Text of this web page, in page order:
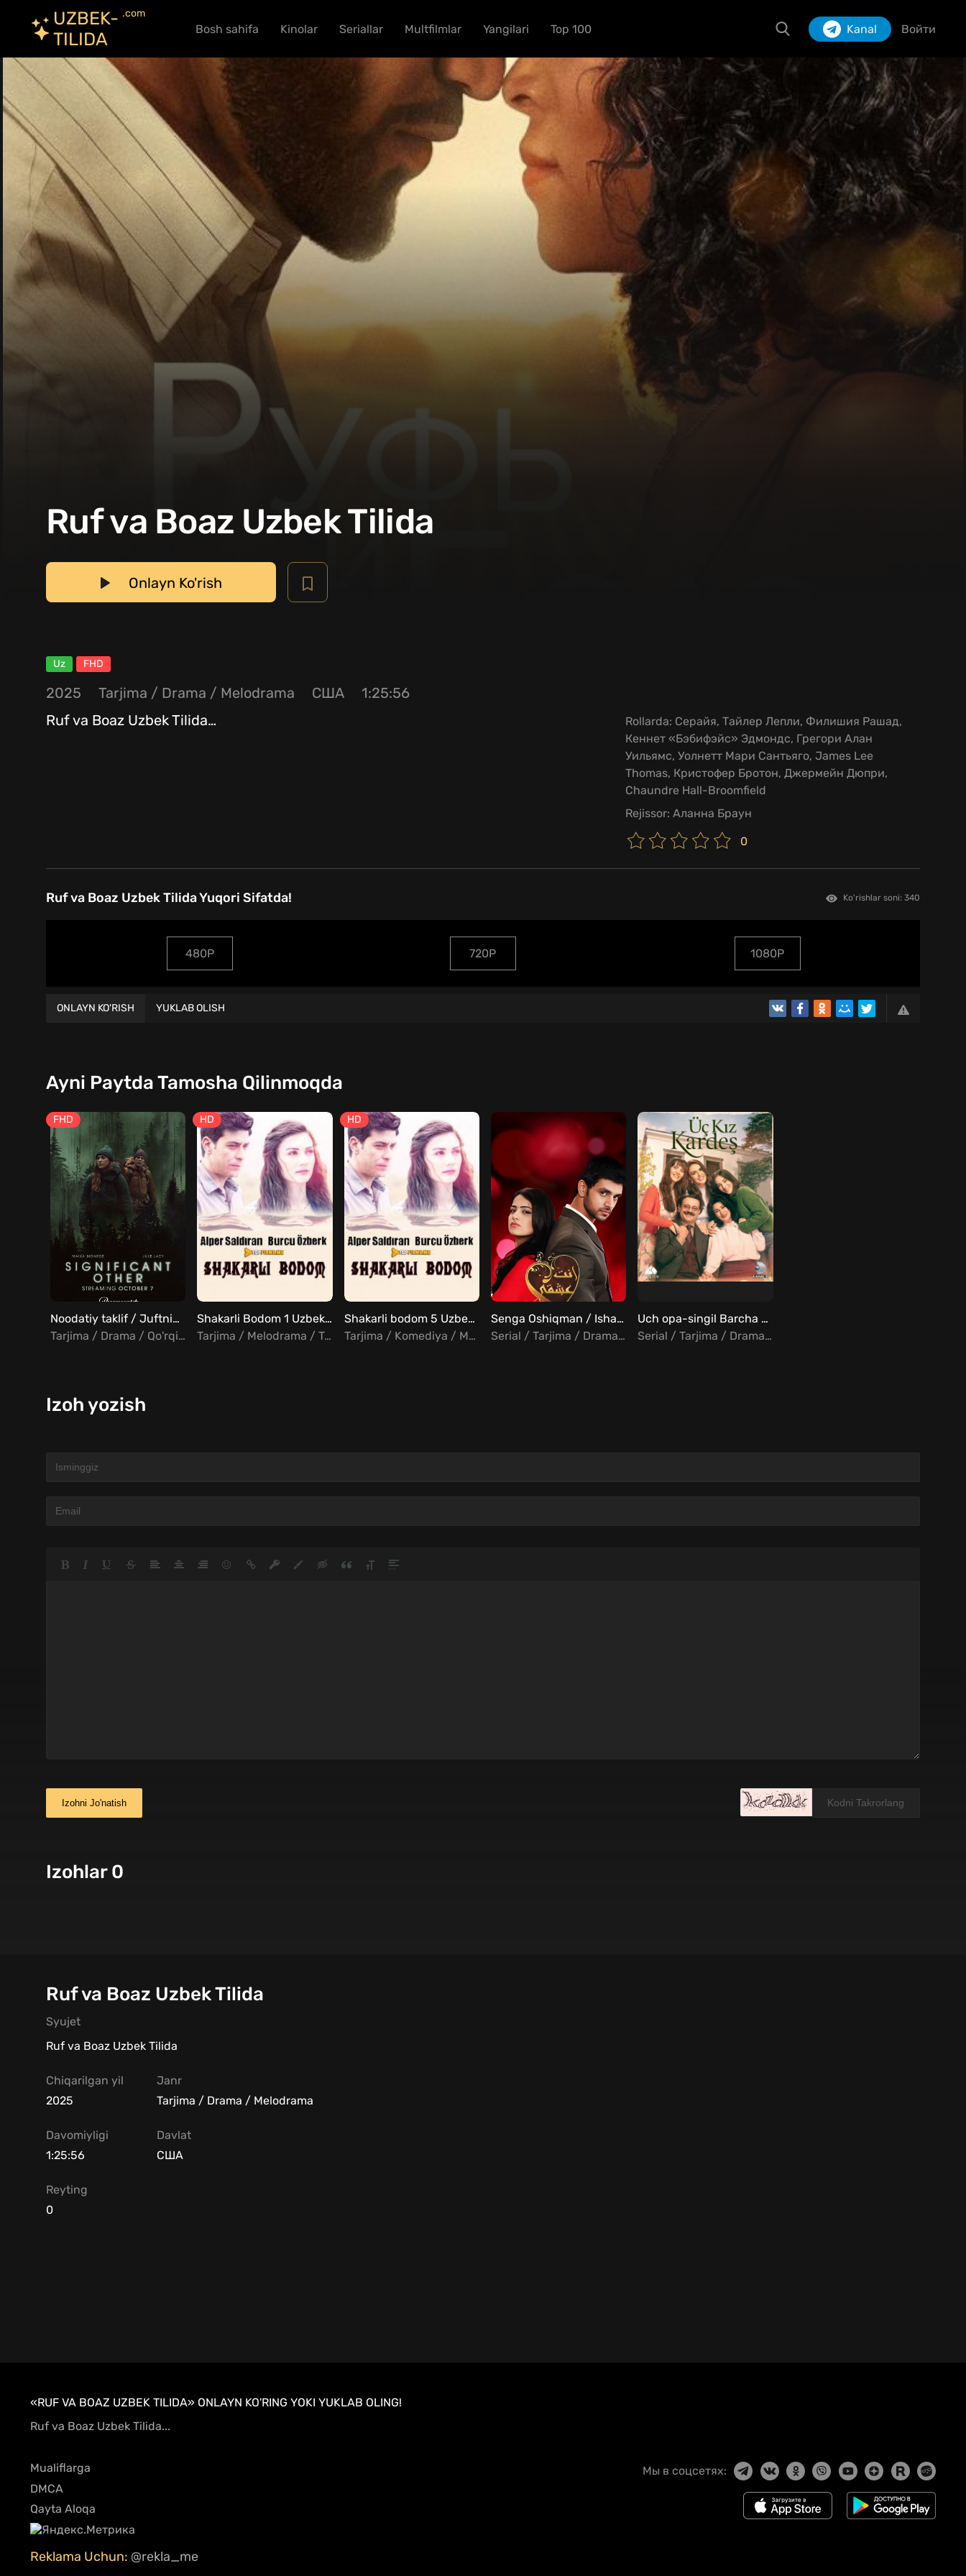
UZBEK-
TILIDA
.com
Bosh sahifa Kinolar Seriallar Multfilmlar Yangilari Top 100 Kanal Войти
Izlash
Ruf va Boaz Uzbek Tilida
Onlayn Ko'rish
Uz FHD
2025 Tarjima / Drama / Melodrama США
1:25:56
Ruf va Boaz Uzbek Tilida… Rollarda: Серайя, Тайлер Лепли, Филишия Рашад,
Кеннет «Бэбифэйс» Эдмондс, Грегори Алан
Уильямс, Уолнетт Мари Сантьяго, James Lee
Thomas, Кристофер Бротон, Джермейн Дюпри,
Chaundre Hall-Broomfield
Rejissor: Аланна Браун
0
Ruf va Boaz Uzbek Tilida Yuqori Sifatda! Ko'rishlar soni: 340
480P 720P 1080P
ONLAYN KO'RISH YUKLAB OLISH
Ayni Paytda Tamosha Qilinmoqda
FHD
Noodatiy taklif / Juftning ikkinchi qismi Uzbek Tilida
Tarjima / Drama / Qo'rqinchili / Fantastika
HD
Shakarli Bodom 1 Uzbek tilida
Tarjima / Melodrama / Turk
HD
Shakarli bodom 5 Uzbek tilida
Tarjima / Komediya / Melodrama / Turk
Senga Oshiqman / Ishani Barcha Qismlar Uzbek Tilida
Serial / Tarjima / Drama / Hind
Uch opa-singil Barcha qismlar Uzbek Tilida
Serial / Tarjima / Drama / Turk
Izoh yozish
Izohni Jo'natish
Izohlar 0
Ruf va Boaz Uzbek Tilida
Syujet
Ruf va Boaz Uzbek Tilida
Chiqarilgan yil
2025
Janr
Tarjima / Drama / Melodrama
Davomiyligi
1:25:56
Davlat
США
Reyting
0
«RUF VA BOAZ UZBEK TILIDA» ONLAYN KO'RING YOKI YUKLAB OLING!
Ruf va Boaz Uzbek Tilida...
Mualiflarga
DMCA
Qayta Aloqa
Reklama Uchun: @rekla_me
Мы в соцсетях: